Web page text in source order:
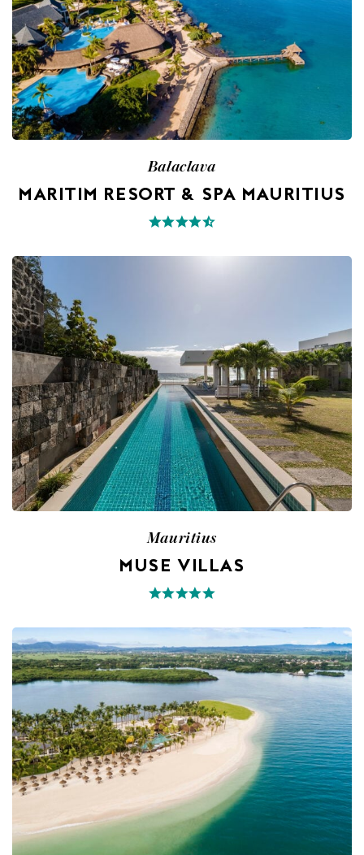
Balaclava
MARITIM RESORT & SPA MAURITIUS
Mauritius
MUSE VILLAS